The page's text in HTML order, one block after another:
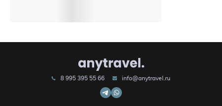
8 995 395 55 66 info@anytravel.ru